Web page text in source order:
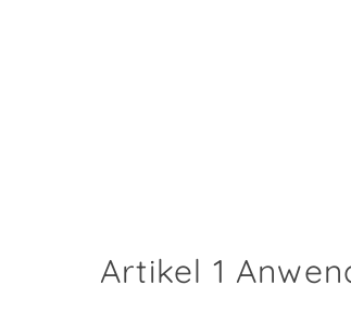
Artikel 1